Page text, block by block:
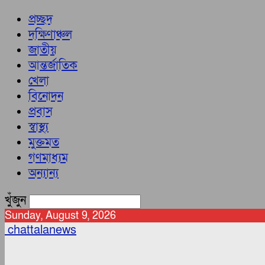
প্রচ্ছদ
দক্ষিণাঞ্চল
জাতীয়
আন্তর্জাতিক
খেলা
বিনোদন
প্রবাস
স্বাস্থ্য
মুক্তমত
গণমাধ্যম
অন্যান্য
খুঁজুন
Sunday, August 9, 2026
chattalanews